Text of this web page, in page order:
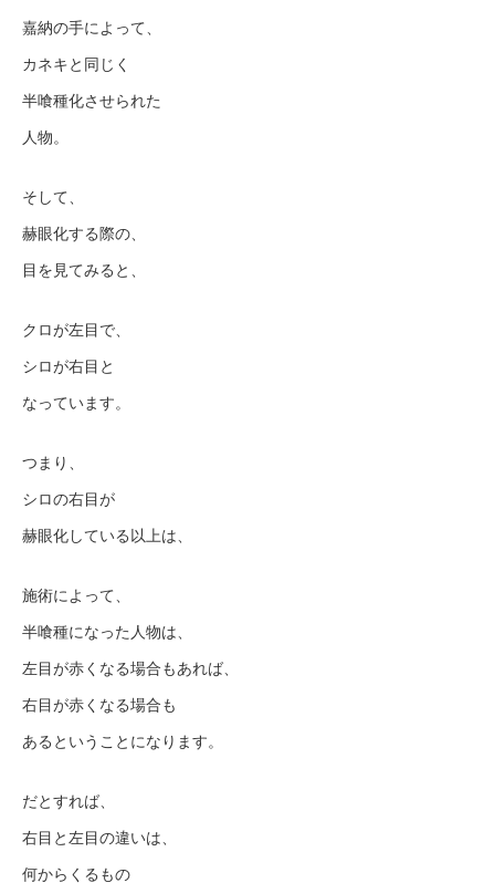
嘉納の手によって、
カネキと同じく
半喰種化させられた
人物。
そして、
赫眼化する際の、
目を見てみると、
クロが左目で、
シロが右目と
なっています。
つまり、
シロの右目が
赫眼化している以上は、
施術によって、
半喰種になった人物は、
左目が赤くなる場合もあれば、
右目が赤くなる場合も
あるということになります。
だとすれば、
右目と左目の違いは、
何からくるもの